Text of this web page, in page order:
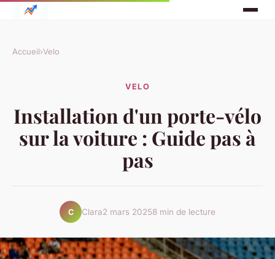
Accueil›Velo
VELO
Installation d'un porte-vélo
sur la voiture : Guide pas à
pas
C Clara2 mars 20258 min de lecture